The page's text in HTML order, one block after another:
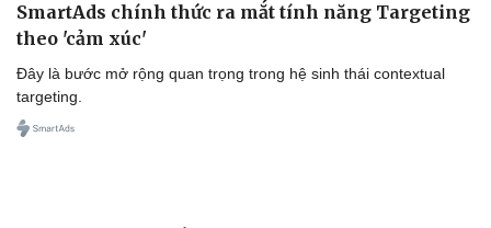
SmartAds chính thức ra mắt tính năng Targeting
theo 'cảm xúc'
Đây là bước mở rộng quan trọng trong hệ sinh thái contextual
targeting.